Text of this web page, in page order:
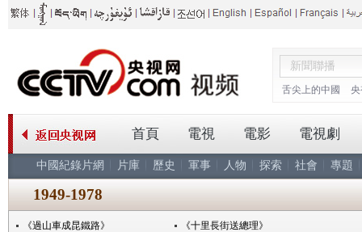
舌尖上的中國
首頁 電視 電影 電視劇
中國紀錄片網 片庫 歷史 軍事 人物 探索 社會 專題
1949-1978
《過山車成昆鐵路》 《十里長街送總理》